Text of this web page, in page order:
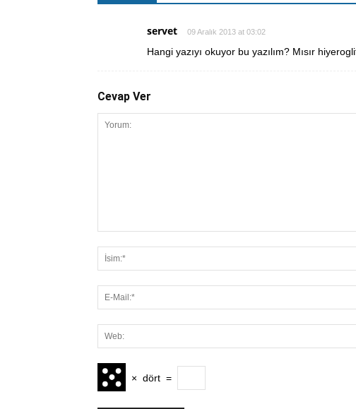
servet 09 Aralık 2013 at 03:02
Hangi yazıyı okuyor bu yazılım? Mısır
Cevap Ver
× dört =